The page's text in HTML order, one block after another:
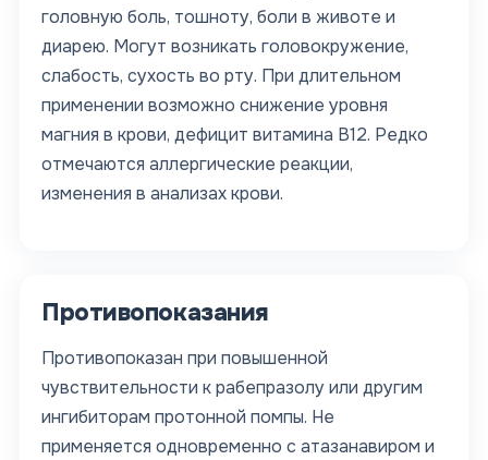
головную боль, тошноту, боли в животе и
диарею. Могут возникать головокружение,
слабость, сухость во рту. При длительном
применении возможно снижение уровня
магния в крови, дефицит витамина В12. Редко
отмечаются аллергические реакции,
изменения в анализах крови.
Противопоказания
Противопоказан при повышенной
чувствительности к рабепразолу или другим
ингибиторам протонной помпы. Не
применяется одновременно с атазанавиром и